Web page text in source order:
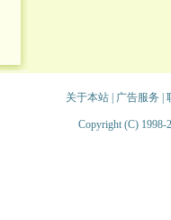
关于本站| 广告服务
Copyright (C) 1998-